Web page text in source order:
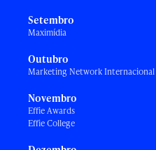
Setembro
Maximídia
Outubro
Marketing Network Internacional
Novembro
Effie Awards
Effie College